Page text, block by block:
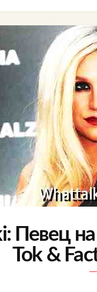
Певец
Tok &